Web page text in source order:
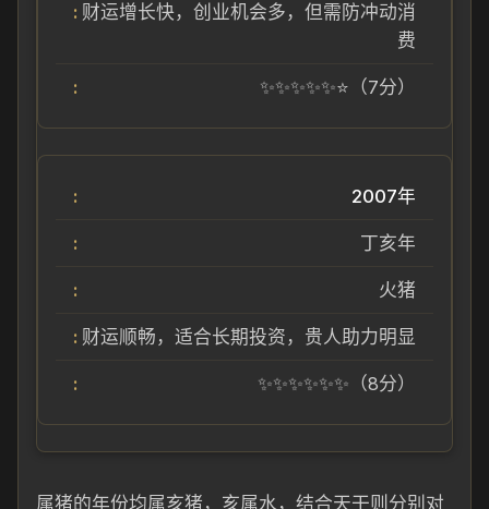
财运增长快，创业机会多，但需防冲动消
费
✨✨✨✨✨⭐（7分）
2007年
丁亥年
火猪
财运顺畅，适合长期投资，贵人助力明显
✨✨✨✨✨✨（8分）
属猪的年份均属亥猪，亥属水，结合天干则分别对